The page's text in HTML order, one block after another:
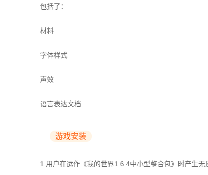
包括了：
材料
字体样式
声效
语言表达文档
游戏安装
1.用户在运作《我的世界1.6.4中小型整合包》时产生